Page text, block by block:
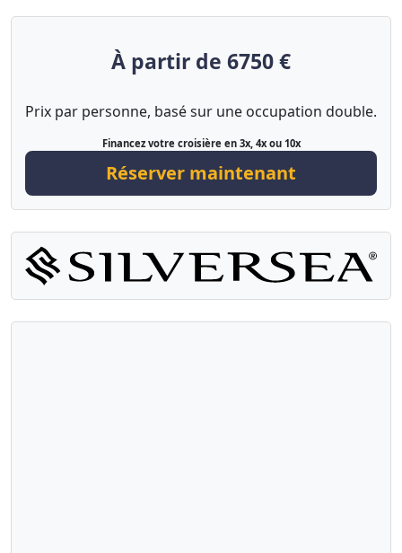
À partir de 6750 €
Prix par personne, basé sur une occupation double.
Financez votre croisière en 3x, 4x ou 10x
Réserver maintenant